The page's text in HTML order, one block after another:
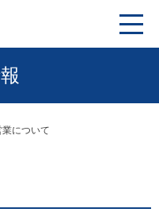
について